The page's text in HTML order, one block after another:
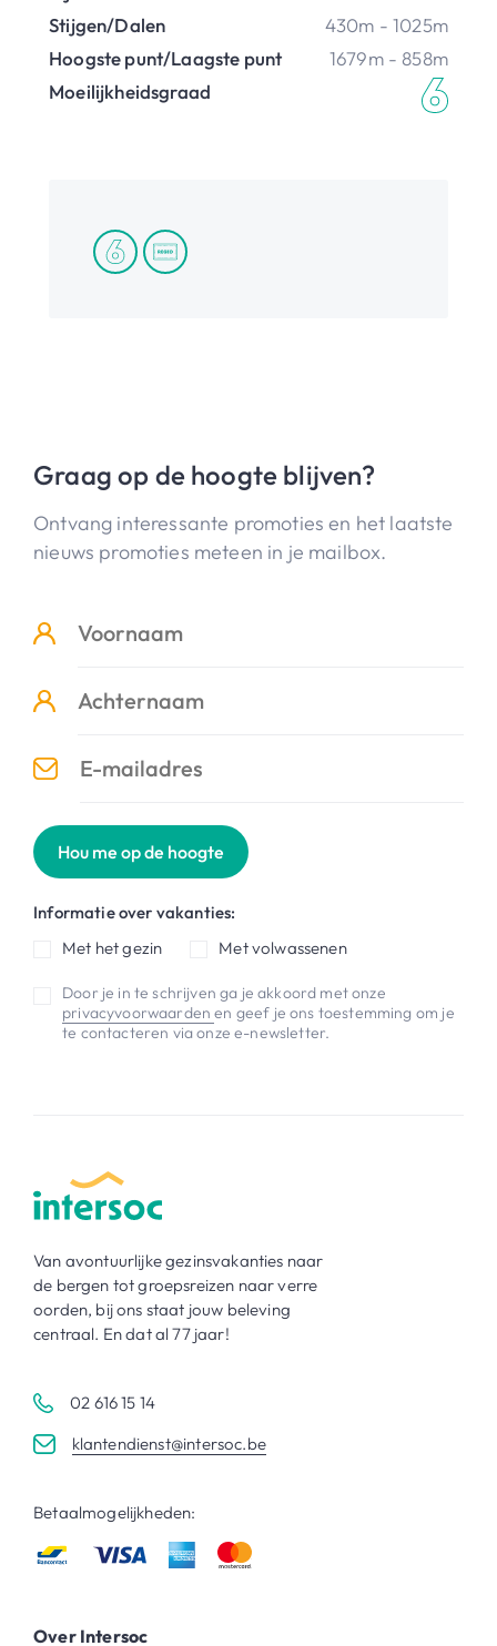
Stijgen/Dalen
430m - 1025m
Hoogste punt/Laagste punt
1679m - 858m
Moeilijkheidsgraad
Graag op de hoogte blijven?
Ontvang interessante promoties en het laatste
nieuws promoties meteen in je mailbox.
Hou me op de hoogte
Informatie over vakanties:
Met het gezin
Met volwassenen
Door je in te schrijven ga je akkoord met onze
privacyvoorwaardenen geef je ons toestemming om je
te contacteren via onze e-newsletter.
Van avontuurlijke gezinsvakanties naar
de bergen tot groepsreizen naar verre
oorden, bij ons staat jouw beleving
centraal. En dat al 77 jaar!
02 616 15 14
klantendienst@intersoc.be
Betaalmogelijkheden:
Over Intersoc